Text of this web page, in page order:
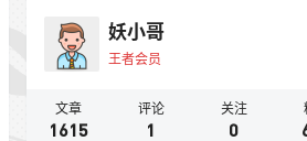
妖小哥
王者会员
文章
1615
评论
1
关注
0